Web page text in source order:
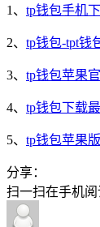
1、 tp钱包手机
2、 tp钱包-tpt钱
3、 tp钱包苹果
4、 tp钱包下载
5、 tp钱包苹果
分享：
扫一扫在手机